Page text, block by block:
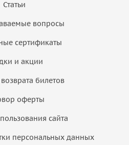
Статьи
вопросы
сертификаты
и акции
билетов
оферты
сайта
персональных данных